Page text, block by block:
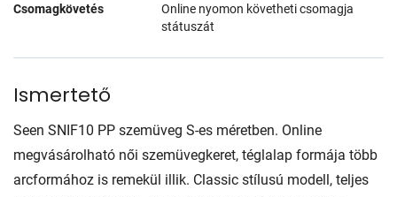
Csomagkövetés
Online nyomon követheti csomagja
státuszát
Ismertető
Seen SNIF10 PP szemüveg S-es méretben. Online
megvásárolható női szemüvegkeret, téglalap formája több
arcformához is remekül illik. Classic stílusú modell, teljes